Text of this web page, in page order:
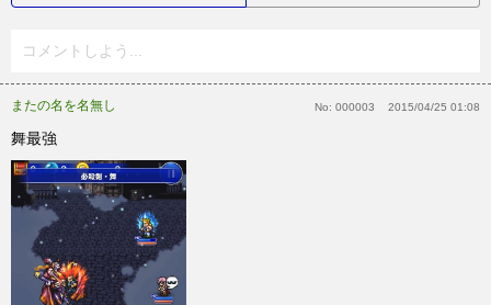
コメントしよう...
またの名を名無し No: 000003 2015/04/25 01:08
舞最強